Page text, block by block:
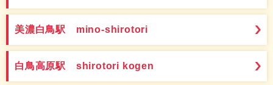
美濃白鳥駅 mino-shirotori
白鳥高原駅 shirotori kogen